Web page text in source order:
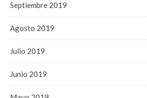
Septiembre 2019
Agosto 2019
Julio 2019
Junio 2019